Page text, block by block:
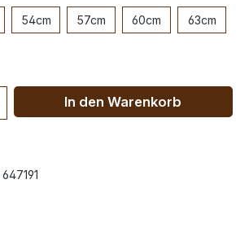
54cm 57cm 60cm 63cm
In den Warenkorb
647191